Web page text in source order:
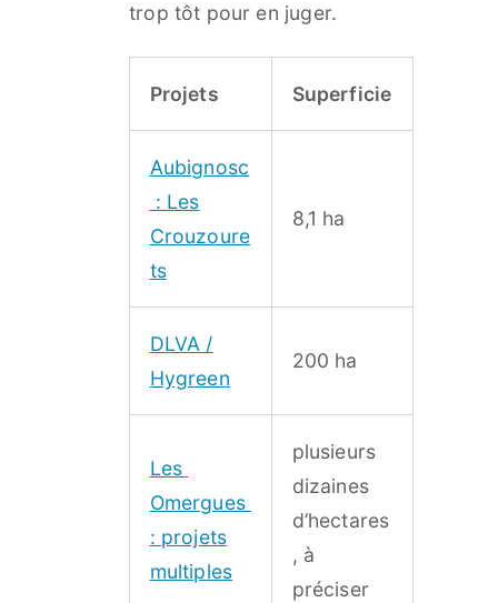
trop tôt pour en juger.
Projets Superficie
Aubignosc
: Les
Crouzoure
ts
8,1 ha
DLVA /
Hygreen
200 ha
Les
Omergues
: projets
multiples
plusieurs
dizaines
d’hectares
, à
préciser